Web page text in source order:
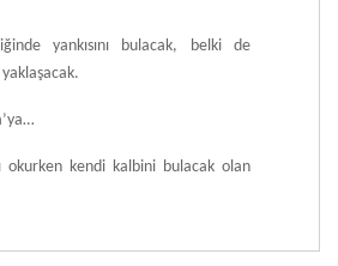
yankısını bulacak, belki de
okurken kendi kalbini bulacak olan